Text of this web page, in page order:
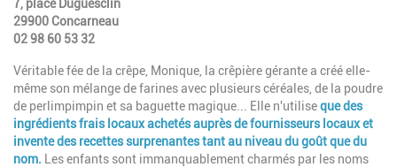
7, place Duguesclin
29900 Concarneau
02 98 60 53 32
Véritable fée de la crêpe, Monique, la crêpière gérante a créé elle-
même son mélange de farines avec plusieurs céréales, de la poudre
de perlimpimpin et sa baguette magique... Elle n'utiliseque des
ingrédients frais locaux achetés auprès de fournisseurs locaux et
invente des recettes surprenantes tant au niveau du goût que du
nom. Les enfants sont immanquablement charmés par les noms